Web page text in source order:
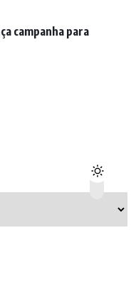
campanha para